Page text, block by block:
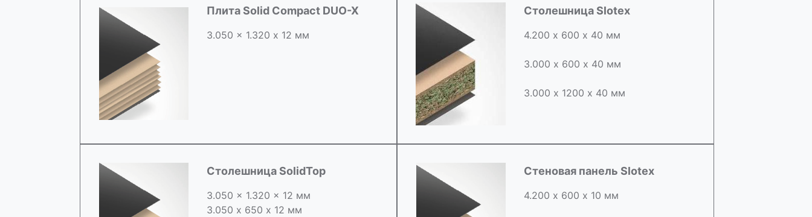
Плита Solid Compact DUO-X
3.050 x 1.320 х 12 мм
Столешница Slotex
4.200 х 600 х 40 мм
3.000 х 600 х 40 мм
3.000 х 1200 х 40 мм
Столешница SolidTop
3.050 x 1.320 x 12 мм
3.050 х 650 х 12 мм
Стеновая панель Slotex
4.200 х 600 х 10 мм